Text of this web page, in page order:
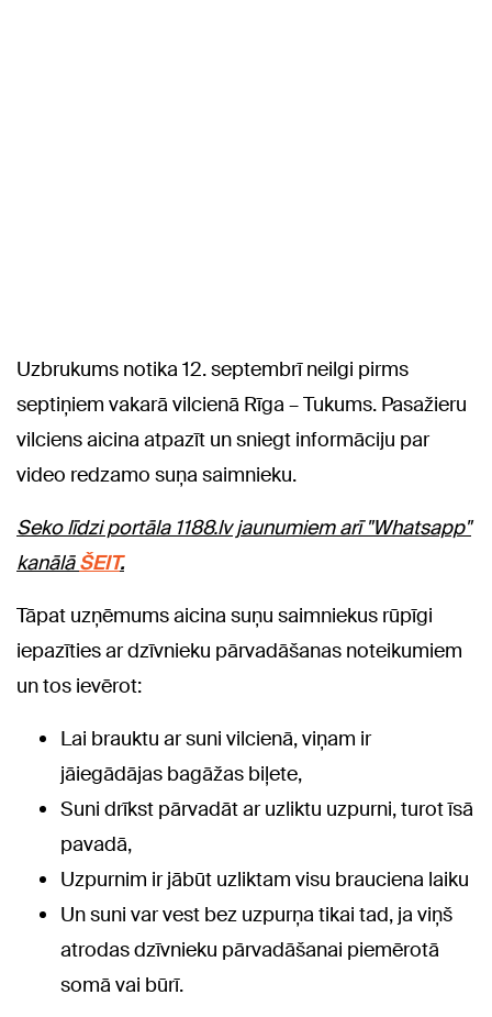
Uzbrukums notika 12. septembrī neilgi pirms
septiņiem vakarā vilcienā Rīga – Tukums. Pasažieru
vilciens aicina atpazīt un sniegt informāciju par
video redzamo suņa saimnieku.
Seko līdzi portāla 1188.lv jaunumiem arī "Whatsapp"
kanālāŠEIT.
Tāpat uzņēmums aicina suņu saimniekus rūpīgi
iepazīties ar dzīvnieku pārvadāšanas noteikumiem
un tos ievērot:
Lai brauktu ar suni vilcienā, viņam ir
jāiegādājas bagāžas biļete,
Suni drīkst pārvadāt ar uzliktu uzpurni, turot īsā
pavadā,
Uzpurnim ir jābūt uzliktam visu brauciena laiku
Un suni var vest bez uzpurņa tikai tad, ja viņš
atrodas dzīvnieku pārvadāšanai piemērotā
somā vai būrī.